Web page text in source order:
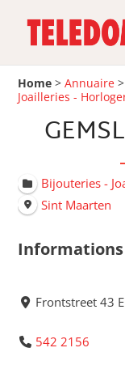
Home >Annuaire >
Joailleries -
Bijouteries -
Sint Maarten
Frontstreet 43
542 2156